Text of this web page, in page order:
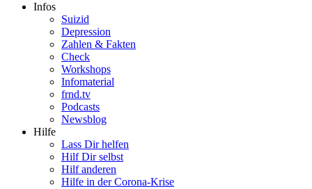
Infos
Suizid
Depression
Zahlen & Fakten
Check
Workshops
Infomaterial
frnd.tv
Podcasts
Newsblog
Hilfe
Lass Dir helfen
Hilf Dir selbst
Hilf anderen
Hilfe in der Corona-Krise